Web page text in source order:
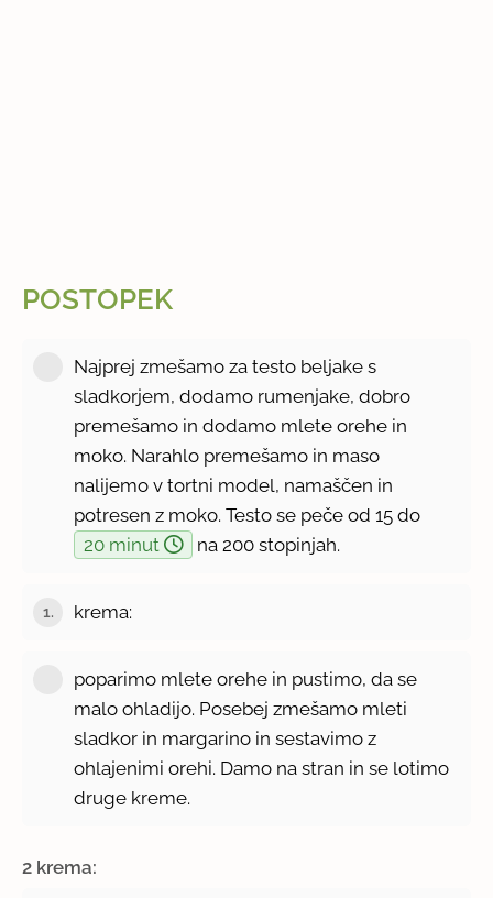
POSTOPEK
Najprej zmešamo za testo beljake s
sladkorjem, dodamo rumenjake, dobro
premešamo in dodamo mlete orehe in
moko. Narahlo premešamo in maso
nalijemo v tortni model, namaščen in
potresen z moko. Testo se peče od 15 do
20 minut
na 200 stopinjah.
1. krema:
poparimo mlete orehe in pustimo, da se
malo ohladijo. Posebej zmešamo mleti
sladkor in margarino in sestavimo z
ohlajenimi orehi. Damo na stran in se lotimo
druge kreme.
2 krema: